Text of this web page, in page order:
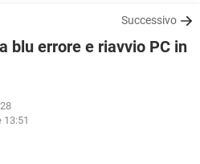
WHATSAPP
GAMING
Successivo
blu errore e riavvio PC in
13:51